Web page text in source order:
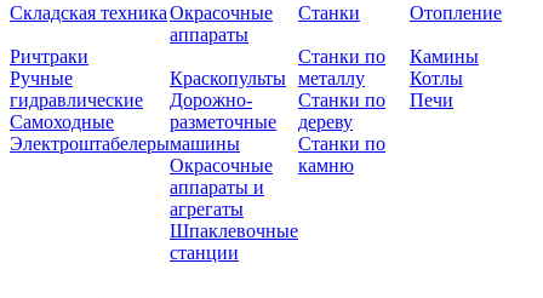
Складская техника
Ричтраки
Ручные
гидравлические
Самоходные
Электроштабелеры
Окрасочные
аппараты
Краскопульты
Дорожно-
разметочные
машины
Окрасочные
аппараты и
агрегаты
Шпаклевочные
станции
Станки
Станки по
металлу
Станки по
дереву
Станки по
камню
Отопление
Камины
Котлы
Печи